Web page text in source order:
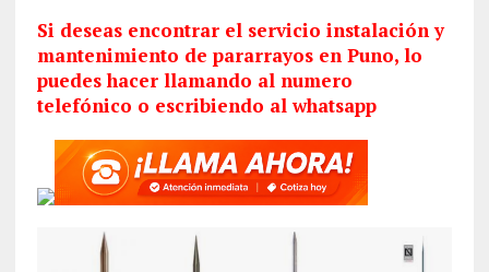
Si deseas encontrar el servicio instalacióny
mantenimiento de pararrayos en Puno, lo
puedes hacer llamando al numero
telefónico o escribiendo al whatsapp